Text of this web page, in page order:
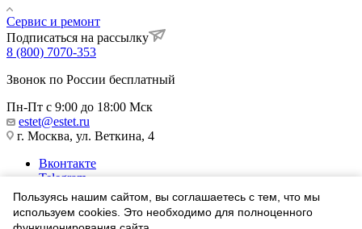
Сервис и ремонт
Подписаться на рассылку
8 (800) 7070-353
Звонок по России бесплатный
Пн-Пт с 9:00 до 18:00 Мск
estet@estet.ru
г. Москва, ул. Веткина, 4
Вконтакте
Telegram
Одноклассники
WhatsApp
Пользуясь нашим сайтом, вы соглашаетесь с тем, что мы
используем cookies. Это необходимо для полноценного